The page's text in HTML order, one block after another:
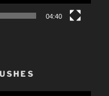
04:40